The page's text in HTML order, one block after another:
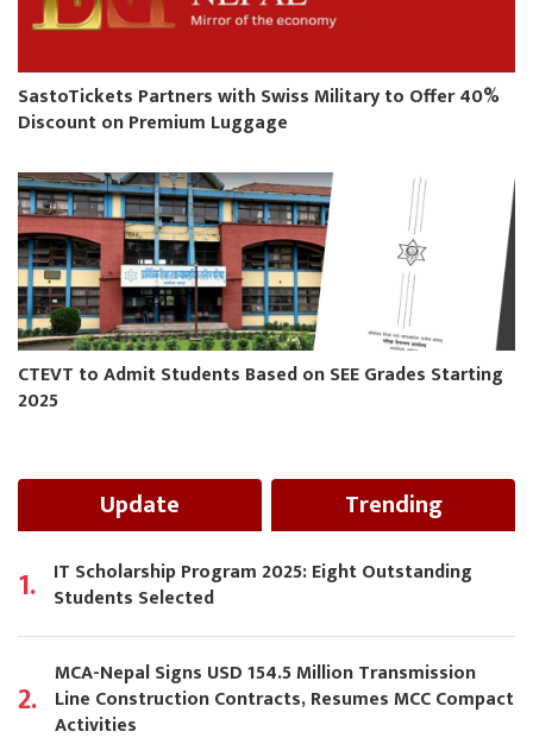
SastoTickets Partners with Swiss Military to Offer 40%
Discount on Premium Luggage
CTEVT to Admit Students Based on SEE Grades Starting
2025
Update Trending
1. IT Scholarship Program 2025: Eight Outstanding
Students Selected
2.
MCA-Nepal Signs USD 154.5 Million Transmission
Line Construction Contracts, Resumes MCC Compact
Activities